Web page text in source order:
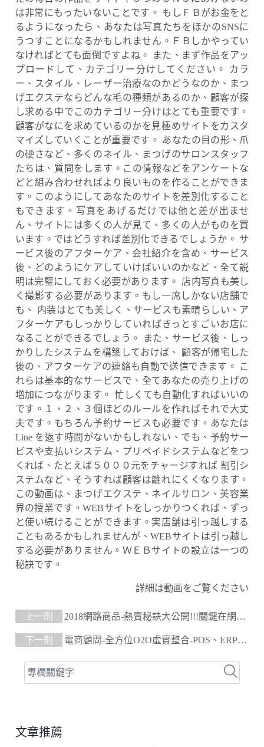
文章推薦
は非常にもったいないことです。 もしＦＢがお金をと
るようになったら、あなたは写真たちをほかのSNSに
うつすことになるかもしれません。ＦＢしかやってい
なければとても面倒ですよね。 また、まず作品をアッ
プロードして、カテゴリー分けしてください。 カラ
ー、スタイル、レーザー治療なのかどうなのか、まつ
げエクステならどんな毛の種類があるのか、顧客が探
し求める中でこのカテゴリー分けはとても重要です。
顧客がなにを求めているのかを見極めサイトをカスタ
マイズしていくことが重要です。 あなたの目の形、爪
の硬さなど、多くのネイル、まつげのサロンスタッフ
たちは、質問をします。この情報などをアンケートな
どと組み合わせればより良いものを作ることができま
す。このようにしてあなたのサイトを差別化すること
もできます。写真をあげるだけでは他と差が出ませ
ん、サイトには多くの人が見て、多くの人がものを買
います。ではどうすれば差別化できるでしょうか。 サ
ービス後のアフターケア、会社紹介を含め、サービス
後、どのようにケアしていけばいいのかなど、全て説
明は完璧にしておく必要があります。 店内写真も美し
く撮影する必要があります。もし一席しかない店舗で
も、 内装はとても美しく、サービスも素晴らしい、ア
フターケアもしっかりしていればきっとすごいお店に
なることができるでしょう。 また、サービス後、しっ
かりしたシステムを構築しておけば、 顧客が帰宅した
後の、アフターケアの連絡も自動で送信できます。 こ
れらは基本的なサービスで、全てあなたの売り上げの
増加につながります。 忙しくても自動化すればいいの
です。１、２、３個ほどのルールを作ればそれで大丈
夫です。もちろん予約サービスも必要です。あなたは
Line を返す時間がないかもしれない、でも、予約サー
ビスや支払いシステム、プリペイドシステムなどをつ
くれば、たとえば５０００元をチャージすれば 割引シ
ステムなど、そうすれば顧客は離れにくくなります。
この動画は、まつげエクステ、ネイルサロン、美容業
界の授業です。WEBサイトをしっかりつくれば、ずっ
と使い続けることができます。実店舗は引っ越しする
こともあるかもしれませんが、WEBサイトは引っ越し
する必要がありません。ＷＥＢサイトの設立は一つの
秘訣です。
詳細は動画をご覧ください
上一則
2018網路商品-熱賣秘訣大公開!!!關鍵在網紅
下一則
電商顧問-全方位O2O虛實整合-POS、ERP、